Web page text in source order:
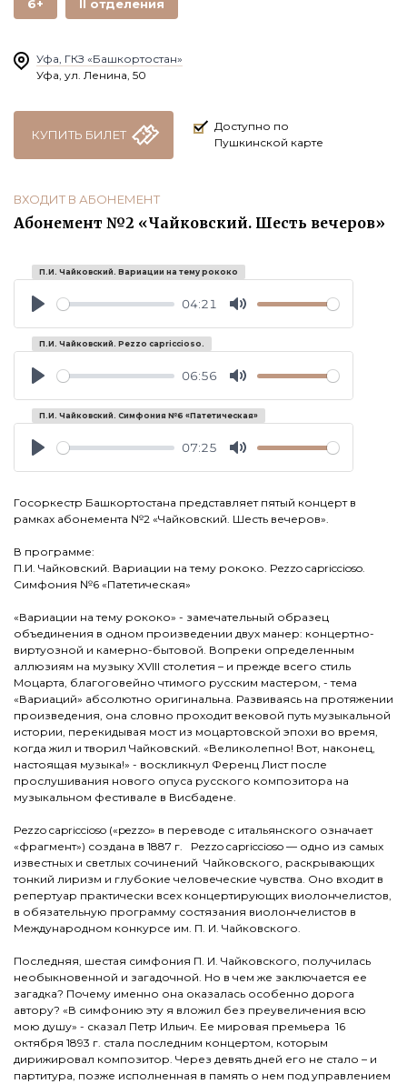
6+ II отделения
Уфа, ГКЗ «Башкортостан»
Уфа, ул. Ленина, 50
КУПИТЬ БИЛЕТ
Доступно по
Пушкинской карте
ВХОДИТ В АБОНЕМЕНТ
Абонемент №2 «Чайковский. Шесть вечеров»
04:21
П.И. Чайковский. Вариации на тему рококо
06:56
П.И. Чайковский. Pezzo capriccioso.
07:25
П.И. Чайковский. Симфония №6 «Патетическая»
Госоркестр Башкортостана представляет пятый концерт в
рамках абонемента №2 «Чайковский. Шесть вечеров».
В программе:
П.И. Чайковский. Вариации на тему рококо. Pezzo capriccioso.
Симфония №6 «Патетическая»
«Вариации на тему рококо» - замечательный образец
объединения в одном произведении двух манер: концертно-
виртуозной и камерно-бытовой. Вопреки определенным
аллюзиям на музыку XVIII столетия – и прежде всего стиль
Моцарта, благоговейно чтимого русским мастером, - тема
«Вариаций» абсолютно оригинальна. Развиваясь на протяжении
произведения, она словно проходит вековой путь музыкальной
истории, перекидывая мост из моцартовской эпохи во время,
когда жил и творил Чайковский. «Великолепно! Вот, наконец,
настоящая музыка!» - воскликнул Ференц Лист после
прослушивания нового опуса русского композитора на
музыкальном фестивале в Висбадене.
Pezzo capriccioso («pezzo» в переводе с итальянского означает
«фрагмент») создана в 1887 г. Pezzo capriccioso — одно из самых
известных и светлых сочинений Чайковского, раскрывающих
тонкий лиризм и глубокие человеческие чувства. Оно входит в
репертуар практически всех концертирующих виолончелистов,
в обязательную программу состязания виолончелистов в
Международном конкурсе им. П. И. Чайковского.
Последняя, шестая симфония П. И. Чайковского, получилась
необыкновенной и загадочной. Но в чем же заключается ее
загадка? Почему именно она оказалась особенно дорога
автору? «В симфонию эту я вложил без преувеличения всю
мою душу» - сказал Петр Ильич. Ее мировая премьера 16
октября 1893 г. стала последним концертом, которым
дирижировал композитор. Через девять дней его не стало – и
партитура, позже исполненная в память о нем под управлением